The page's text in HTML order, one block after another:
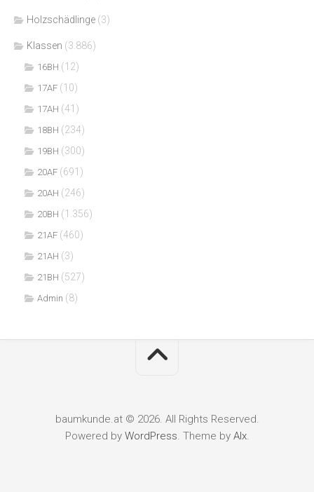
Holzschädlinge (3)
Klassen (3.886)
16BH (12)
17AF (10)
17AH (41)
18BH (234)
19BH (300)
20AF (691)
20AH (246)
20BH (1.356)
21AF (460)
21AH (3)
21BH (527)
Admin (8)
baumkunde.at © 2026. All Rights Reserved.
Powered by WordPress. Theme by Alx.